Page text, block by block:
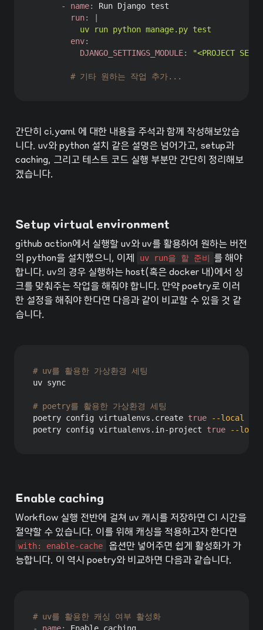
- name:
Run Django test
run:
          uv run python manage.py test
env:
DJANGO_SETTINGS_MODULE: "<PROJECT
# 기타 원하는 작업 추가...
간단히 ci.yaml 에 대한 내용을 주석과 함께 작성해보았습
니다. uv와 python 설치 같은 설명은 넘어가고, setup과
caching, 그리고 테스트 코드 실행 부분만 간단히 정리해보
겠습니다.
Setup virtual environment
github action에서 실행할 uv와 uv를 활용하여 원하는 버전
의 python을 설치했으니, 이제
uv run을 할 준비 를 해야
합니다. uv의 경우 실행하는 host(혹은 docker 내)에서 싱
크를 맞춰주는 작업을 해줘야 합니다. 만약 poetry로 이러
한 설정을 해줘야 한다면 다음과 같이 비교할 수 있을 것 같
습니다.
# uv를 활용한 가상환경 세팅
uv sync
# poetry를 활용한 가상환경 세팅
poetry config virtualenvs.create true
--local
poetry config virtualenvs.in-project true --local
Enable caching
Workflow 실행 전반에 걸쳐 uv 캐시를 저장하면 CI 시간을
with: enable-cache
옵션만 넣어주면 쉽게 활성화가 가
능합니다. 이 역시 poetry와 비교하면 다음과 같습니다.
# uv를 활용한 캐싱 여부 활성화
-
name:
Enable caching